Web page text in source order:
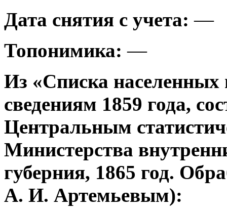
Дата снятия с учета: —
Топонимика: —
Из «Списка населенных
сведениям 1859 года,
Центральным
Министерства
губерния, 1865 год.
А. И. Артемьевым):